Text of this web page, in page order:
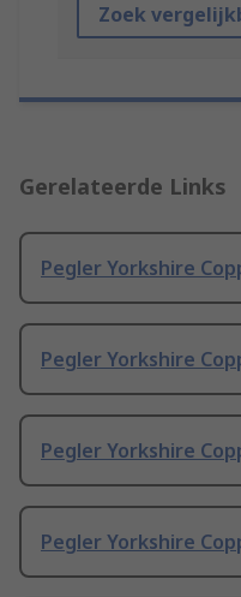
Zoek
Gerelateerde Links
Pegler Yorkshire
Pegler Yorkshire
Pegler Yorkshire
Pegler Yorkshire